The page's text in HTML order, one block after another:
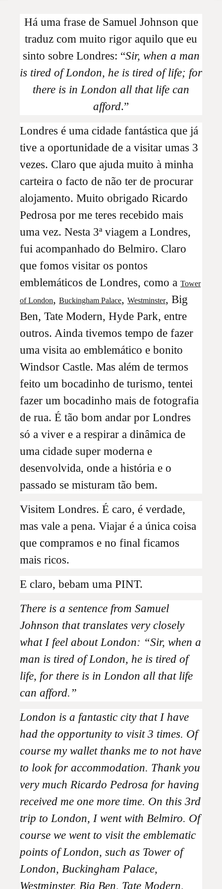
Há uma frase de Samuel Johnson que
traduz com muito rigor aquilo que eu
sinto sobre Londres: “Sir, when a man
is tired of London, he is tired of life; for
there is in London all that life can
afford.”
Londres é uma cidade fantástica que já
tive a oportunidade de a visitar umas 3
vezes. Claro que ajuda muito à minha
carteira o facto de não ter de procurar
alojamento. Muito obrigado Ricardo
Pedrosa por me teres recebido mais
uma vez. Nesta 3ª viagem a Londres,
fui acompanhado do Belmiro. Claro
que fomos visitar os pontos
emblemáticos de Londres, como a Tower
of London, Buckingham Palace, Westminster, Big
Ben, Tate Modern, Hyde Park, entre
outros. Ainda tivemos tempo de fazer
uma visita ao emblemático e bonito
Windsor Castle. Mas além de termos
feito um bocadinho de turismo, tentei
fazer um bocadinho mais de fotografia
de rua. É tão bom andar por Londres
só a viver e a respirar a dinâmica de
uma cidade super moderna e
desenvolvida, onde a história e o
passado se misturam tão bem.
Visitem Londres. É caro, é verdade,
mas vale a pena. Viajar é a única coisa
que compramos e no final ficamos
mais ricos.
E claro, bebam uma PINT.
There is a sentence from Samuel
Johnson that translates very closely
what I feel about London: “Sir, when a
man is tired of London, he is tired of
life, for there is in London all that life
can afford.”
London is a fantastic city that I have
had the opportunity to visit 3 times. Of
course my wallet thanks me to not have
to look for accommodation. Thank you
very much Ricardo Pedrosa for having
received me one more time. On this 3rd
trip to London, I went with Belmiro. Of
course we went to visit the emblematic
points of London, such as Tower of
London, Buckingham Palace,
Westminster, Big Ben, Tate Modern,